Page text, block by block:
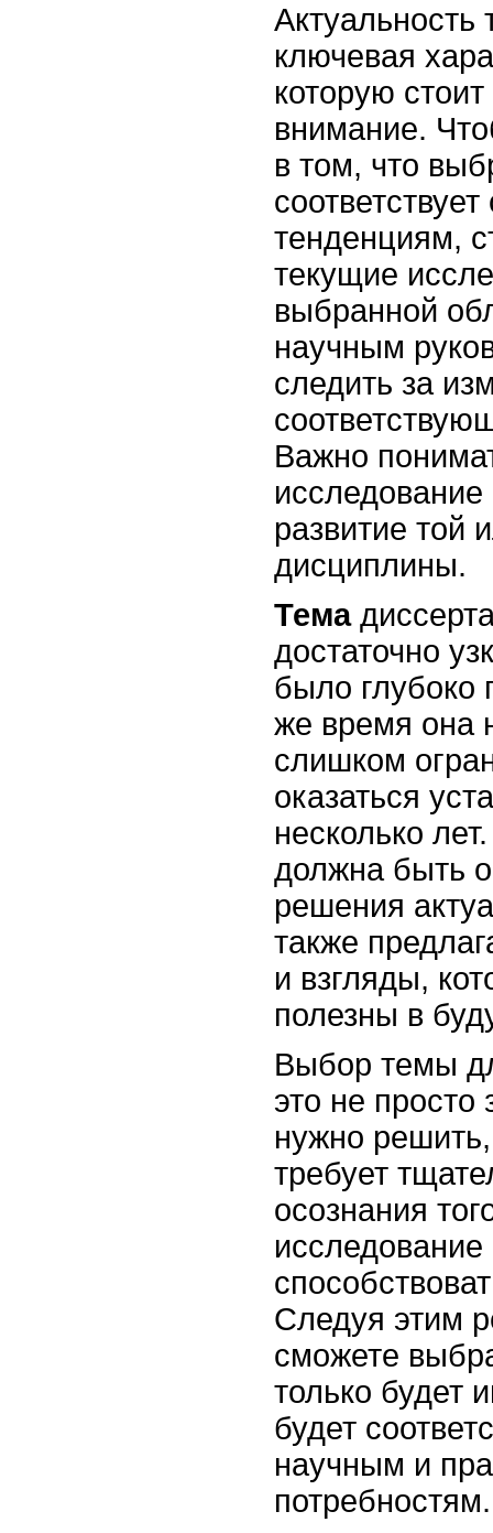
Актуальность
ключевая
которую
внимание.
в том, что
тенденциям,
текущие
выбранной
научным
следить за
Важно
развитие той
дисциплины.
Тема
достаточно
было глубоко
же время она
слишком
оказаться
несколько
должна быть
решения
также
и взгляды,
полезны в
Выбор темы
это не просто
нужно
требует
осознания
исследование
Следуя этим
сможете
только будет
будет
научным и
потребностям.